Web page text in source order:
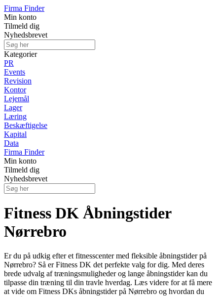
Firma Finder
Min konto
Tilmeld dig
Nyhedsbrevet
Kategorier
PR
Events
Revision
Kontor
Lejemål
Lager
Læring
Beskæftigelse
Kapital
Data
Firma Finder
Min konto
Tilmeld dig
Nyhedsbrevet
Fitness DK Åbningstider
Nørrebro
Er du på udkig efter et fitnesscenter med fleksible åbningstider på
Nørrebro? Så er Fitness DK det perfekte valg for dig. Med deres
brede udvalg af træningsmuligheder og lange åbningstider kan du
tilpasse din træning til din travle hverdag. Læs videre for at få mere
at vide om Fitness DKs åbningstider på Nørrebro og hvordan du